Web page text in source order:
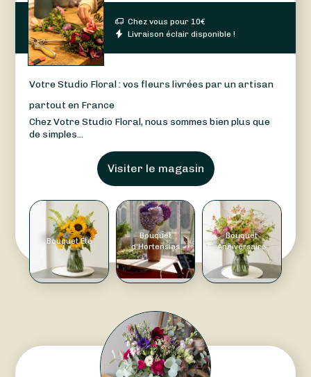
Chez vous pour10€
Livraison éclair disponible !
Votre Studio Floral : vos fleurs livrées par un artisan
partout en France
Chez Votre Studio Floral, nous sommes bien plus que
de simples...
Visiter le magasin
Bouquet Été
Bouquet
d'Hortensias
Bouquet
Anniversaire